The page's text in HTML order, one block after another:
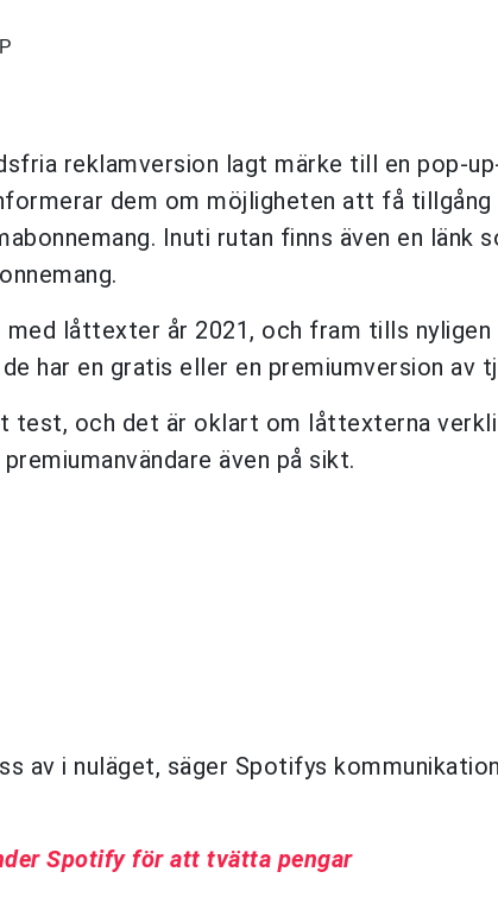
reklamversion lagt märke till en pop-
dem om möjligheten att få
Inuti rutan finns även en länk
låttexter år 2021, och fram tills nyligen
har en gratis eller en premiumversion av
test, och det är oklart om låttexterna
även på sikt.
av i nuläget, säger Spotifys
Spotify för att tvätta pengar